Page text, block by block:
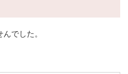
でした。